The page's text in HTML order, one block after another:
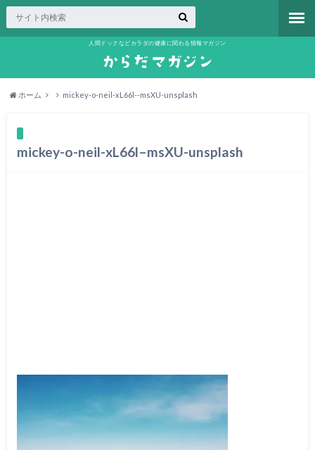
人間ドックなどカラダの健康に関わる情報マガジン
ホーム mickey-o-neil-xL66l--msXU-unsplash
mickey-o-neil-xL66l–msXU-unsplash